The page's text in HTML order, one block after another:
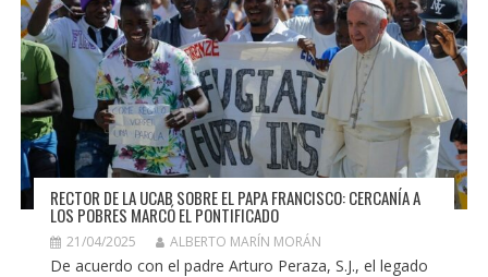
RECTOR DE LA UCAB SOBRE EL PAPA FRANCISCO: CERCANÍA A
LOS POBRES MARCÓ EL PONTIFICADO
21/04/2025 ALBERTO MARÍN MORÁN
De acuerdo con el padre Arturo Peraza, S.J., el legado